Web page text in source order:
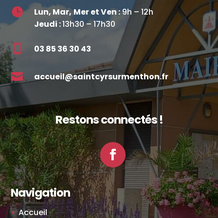
 Lun, Mar,Mer et Ven :9h – 12h
Jeudi :13h30 – 17h30
 03 85 36 30 43
 accueil@saintcyrsurmenthon.fr
Restons connectés !
Facebook
Navigation
Accueil